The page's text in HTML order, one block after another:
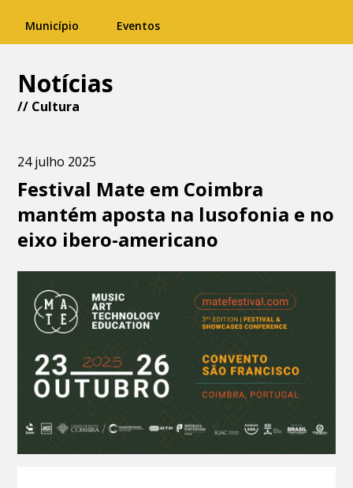
Município Eventos
Notícias
// Cultura
24 julho 2025
Festival Mate em Coimbra
mantém aposta na lusofonia e no
eixo ibero-americano